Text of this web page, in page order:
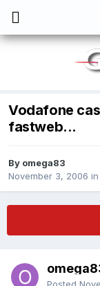
Vodafone
fastweb...
By omega83
November 3, 2006 in